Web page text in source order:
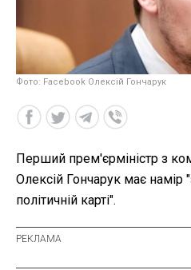
Фото: Facebook Олексій Гончарук
Перший прем'єрміністр з
Олексій Гончарук має намір
політичній карті".